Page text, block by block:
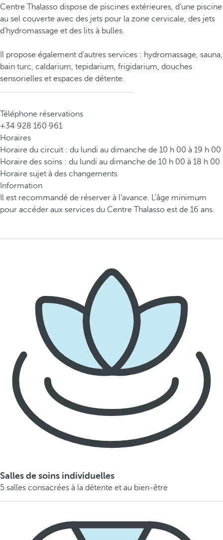
Centre Thalasso dispose de piscines extérieures, d'une piscine
au sel couverte avec des jets pour la zone cervicale, des jets
d'hydromassage et des lits à bulles.
Il propose également d'autres services : hydromassage, sauna,
bain turc, caldarium, tepidarium, frigidarium, douches
sensorielles et espaces de détente.
Téléphone réservations
+34 928 160 961
Horaires
Horaire du circuit : du lundi au dimanche de 10 h 00 à 19 h 00
Horaire des soins : du lundi au dimanche de 10 h 00 à 18 h 00
Horaire sujet à des changements
Information
Il est recommandé de réserver à l’avance. L'âge minimum
pour accéder aux services du Centre Thalasso est de 16 ans.
Salles de soins individuelles
5 salles consacrées à la détente et au bien-être